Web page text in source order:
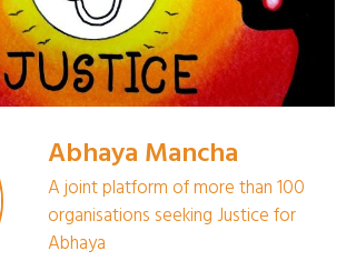
Abhaya Mancha
A joint platform of more than 100
organisations seeking Justice for
Abhaya